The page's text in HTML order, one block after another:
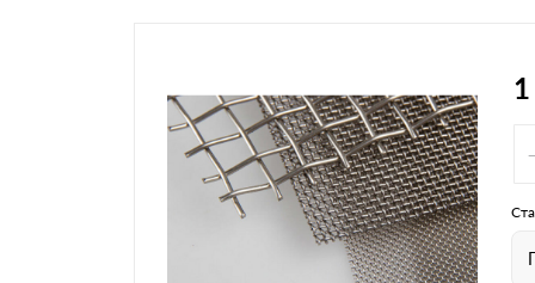
Сортовой прокат
Фасонный прокат
Оцинкованный прокат
Рулонная сталь
Винтовые сваи